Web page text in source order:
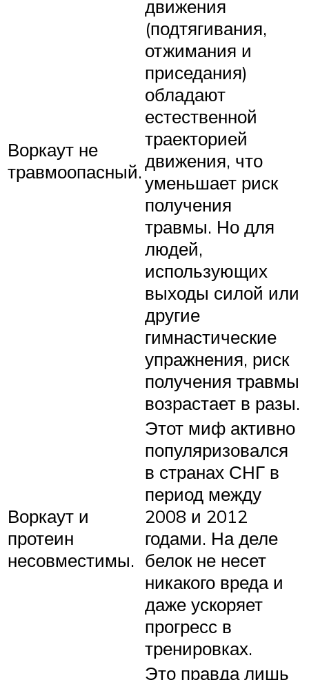
Воркаут не
травмоопасный.
движения
(подтягивания,
отжимания и
приседания)
обладают
естественной
траекторией
движения, что
уменьшает риск
получения
травмы. Но для
людей,
использующих
выходы силой или
другие
гимнастические
упражнения, риск
получения травмы
возрастает в разы.
Воркаут и
протеин
несовместимы.
Этот миф активно
популяризовался
в странах СНГ в
период между
2008 и 2012
годами. На деле
белок не несет
никакого вреда и
даже ускоряет
прогресс в
тренировках.
Это правда лишь